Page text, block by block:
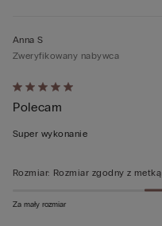
Ocena
5
z
Anna S
Zweryfikowany nabywca
Polecam
Super wykonanie
Rozmiar: Rozmiar zgodny z metką
Za mały rozmiar